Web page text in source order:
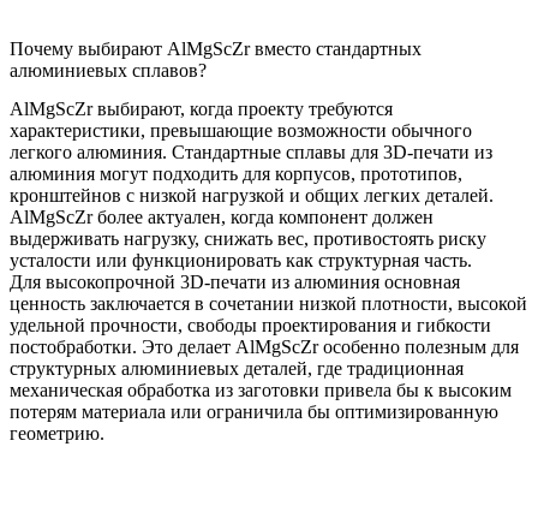
Почему выбирают AlMgScZr вместо стандартных
алюминиевых сплавов?
AlMgScZr выбирают, когда проекту требуются
характеристики, превышающие возможности обычного
легкого алюминия. Стандартные сплавы для 3D-печати из
алюминия могут подходить для корпусов, прототипов,
кронштейнов с низкой нагрузкой и общих легких деталей.
AlMgScZr более актуален, когда компонент должен
выдерживать нагрузку, снижать вес, противостоять риску
усталости или функционировать как структурная часть.
Для высокопрочной 3D-печати из алюминия основная
ценность заключается в сочетании низкой плотности, высокой
удельной прочности, свободы проектирования и гибкости
постобработки. Это делает AlMgScZr особенно полезным для
структурных алюминиевых деталей, где традиционная
механическая обработка из заготовки привела бы к высоким
потерям материала или ограничила бы оптимизированную
геометрию.